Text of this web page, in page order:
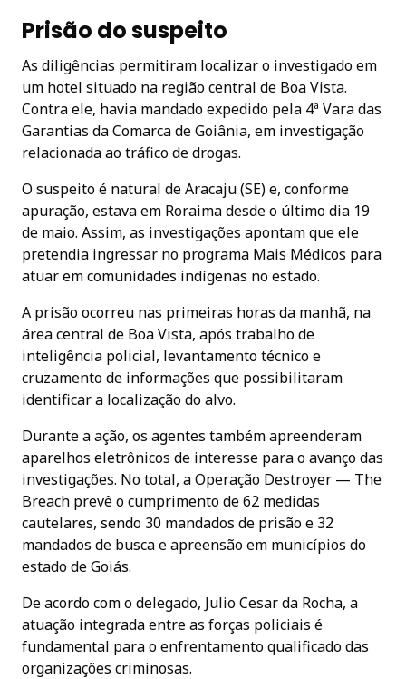
Prisão do suspeito
As diligências permitiram localizar o investigado em
um hotel situado na região central de Boa Vista.
Contra ele, havia mandado expedido pela 4ª Vara das
Garantias da Comarca de Goiânia, em investigação
relacionada ao tráfico de drogas.
O suspeito é natural de Aracaju (SE) e, conforme
apuração, estava em Roraima desde o último dia 19
de maio. Assim, as investigações apontam que ele
pretendia ingressar no programa Mais Médicos para
atuar em comunidades indígenas no estado.
A prisão ocorreu nas primeiras horas da manhã, na
área central de Boa Vista, após trabalho de
inteligência policial, levantamento técnico e
cruzamento de informações que possibilitaram
identificar a localização do alvo.
Durante a ação, os agentes também apreenderam
aparelhos eletrônicos de interesse para o avanço das
investigações. No total, a Operação Destroyer — The
Breach prevê o cumprimento de 62 medidas
cautelares, sendo 30 mandados de prisão e 32
mandados de busca e apreensão em municípios do
estado de Goiás.
De acordo com o delegado, Julio Cesar da Rocha, a
atuação integrada entre as forças policiais é
fundamental para o enfrentamento qualificado das
organizações criminosas.